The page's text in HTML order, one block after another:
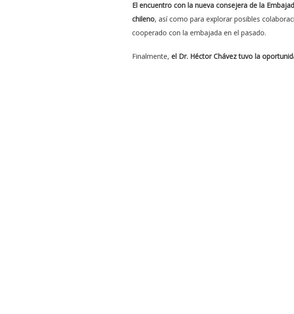
El encuentro con la nueva consejera de la
chileno, así como para explorar posibles
cooperado con la embajada en el pasado.
Finalmente, el Dr. Héctor Chávez tuvo la